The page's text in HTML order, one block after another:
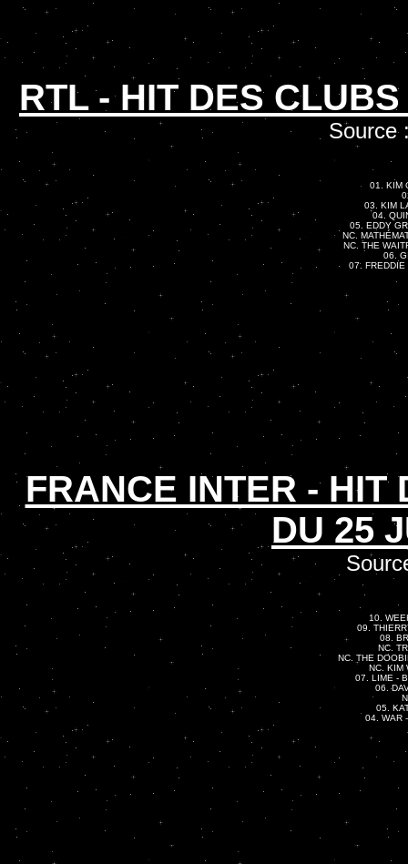
RTL - HIT DES
Source
01. KIM
03. KIM
04.
05. EDDY
NC.
NC. THE
06.
07. FREDDIE
FRANCE INTER - HIT
DU 25
10.
09.
08.
NC.
NC. THE
NC. KIM
07. LIME -
06.
05.
04. WAR